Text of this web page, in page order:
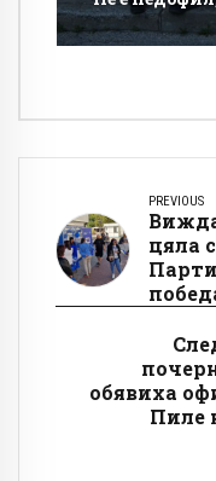
PREVIOUS
цяла
обявиха
Пиле